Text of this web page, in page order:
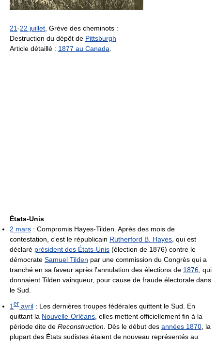
21-22 juillet, Grève des cheminots :
Destruction du dépôt de Pittsburgh
Article détaillé : 1877 au Canada.
États-Unis
2 mars : Compromis Hayes-Tilden. Après des mois de
contestation, c'est le républicain Rutherford B. Hayes, qui est
déclaré président des États-Unis (élection de 1876) contre le
démocrate Samuel Tilden par une commission du Congrès qui a
tranché en sa faveur après l’annulation des élections de 1876, qui
donnaient Tilden vainqueur, pour cause de fraude électorale dans
le Sud.
1 er avril : Les dernières troupes fédérales quittent le Sud. En
quittant la Nouvelle-Orléans , elles mettent officiellement fin à la
période dite de Reconstruction . Dès le début des années 1870 , la
plupart des États sudistes étaient de nouveau représentés au